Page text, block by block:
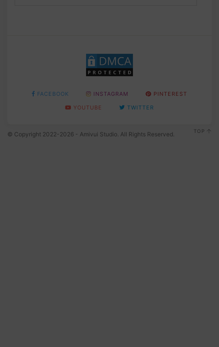
FACEBOOK INSTAGRAM
PINTEREST
YOUTUBE
TWITTER
© Copyright 2022-2026 - Amivui Studio. All Rights Reserved. TOP